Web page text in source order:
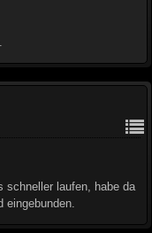
schneller laufen, habe da